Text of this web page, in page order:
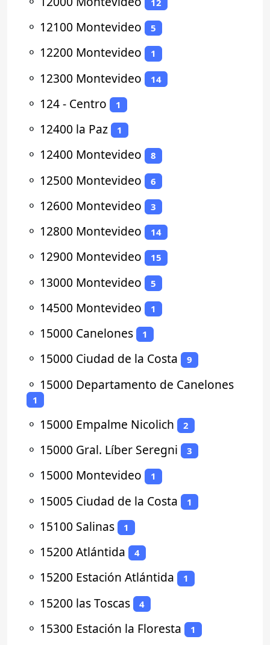
⚬ 12100 Montevideo 5
⚬ 12200 Montevideo 1
⚬ 12300 Montevideo 14
⚬ 124 - Centro 1
⚬ 12400 la Paz 1
⚬ 12400 Montevideo 8
⚬ 12500 Montevideo 6
⚬ 12600 Montevideo 3
⚬ 12800 Montevideo 14
⚬ 12900 Montevideo 15
⚬ 13000 Montevideo 5
⚬ 14500 Montevideo 1
⚬ 15000 Canelones 1
⚬ 15000 Ciudad de la Costa 9
⚬ 15000 Departamento de Canelones
1
⚬ 15000 Empalme Nicolich 2
⚬ 15000 Gral. Líber Seregni 3
⚬ 15000 Montevideo 1
⚬ 15005 Ciudad de la Costa 1
⚬ 15100 Salinas 1
⚬ 15200 Atlántida 4
⚬ 15200 Estación Atlántida 1
⚬ 15200 las Toscas 4
⚬ 15300 Estación la Floresta 1